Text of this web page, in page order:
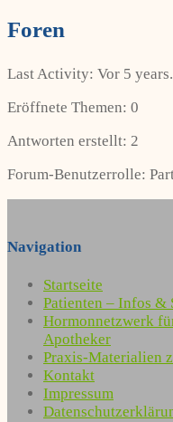
Foren
Last Activity: Vor 5
Eröffnete Themen: 0
Antworten erstellt: 2
Forum-Benutzerrolle:
Navigation
Startseite
Patienten – Infos &
Hormonnetzwerk
Apotheker
Praxis-Materialien
Kontakt
Impressum